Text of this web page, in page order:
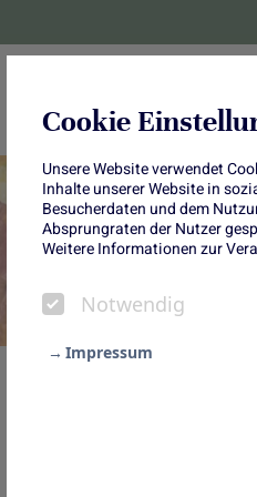
Cookie
Unsere Website verwendet
Inhalte unserer Website in
Besucherdaten und dem
Absprungraten der Nutzer
Weitere Informationen zur
Notwendig
Impressum
Rosenkohl. Beim Thema